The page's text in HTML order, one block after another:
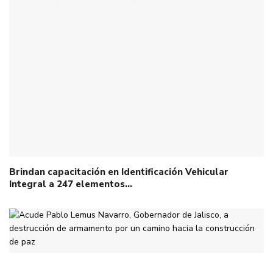
Brindan capacitación en Identificación Vehicular
Integral a 247 elementos…